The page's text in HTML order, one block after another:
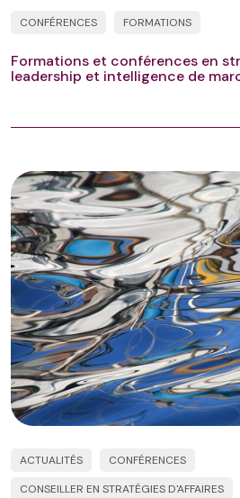
CONFÉRENCES FORMATIONS
Formations et conférences en
leadership et intelligence de
ACTUALITÉS
CONFÉRENCES
CONSEILLER EN STRATÉGIES D'AFFAIRES